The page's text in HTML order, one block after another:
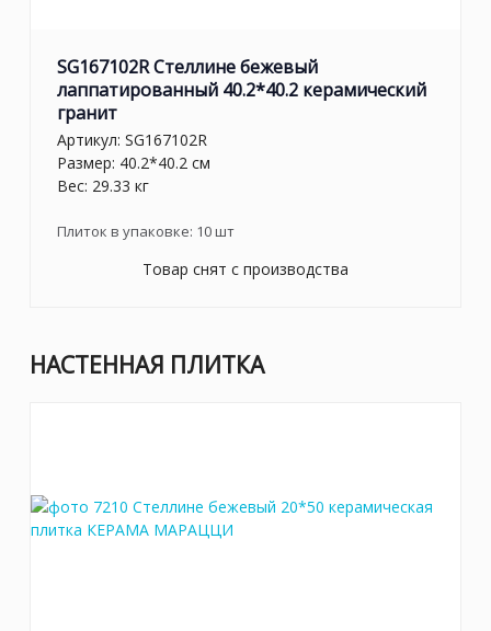
SG167102R Стеллине бежевый
лаппатированный 40.2*40.2 керамический
гранит
Артикул: SG167102R
Размер: 40.2*40.2 см
Вес: 29.33 кг
Плиток в упаковке: 10шт
Товар снят с производства
НАСТЕННАЯ ПЛИТКА